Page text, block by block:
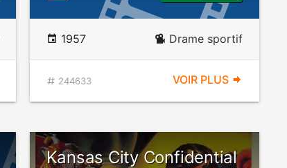
1957 Drame sportif
244633 VOIR PLUS
Kansas City Confidential